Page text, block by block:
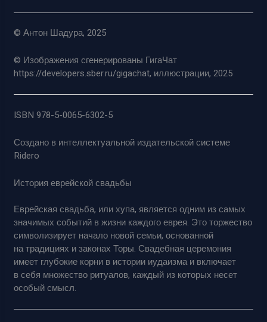
© Антон Шадура, 2025
© Изображения сгенерированы ГигаЧат
https://developers.sber.ru/gigachat, иллюстрации, 2025
ISBN 978-5-0065-6302-5
Создано в интеллектуальной издательской системе
Ridero
История еврейской свадьбы
Еврейская свадьба, или хупа, является одним из самых
значимых событий в жизни каждого еврея. Это торжество
символизирует начало новой семьи, основанной
на традициях и законах Торы. Свадебная церемония
имеет глубокие корни в истории иудаизма и включает
в себя множество ритуалов, каждый из которых несет
особый смысл.